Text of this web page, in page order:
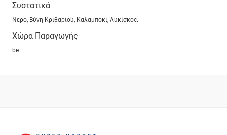
Συστατικά
Νερό, Βύνη Κριθαριού, Καλαμπόκι, Λυκίσκος.
Χώρα Παραγωγής
be